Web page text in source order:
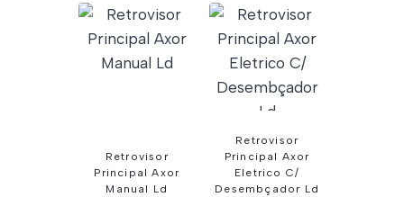
Retrovisor
Principal Axor
Manual Ld
Retrovisor
Principal Axor
Eletrico C/
Desembçador Ld